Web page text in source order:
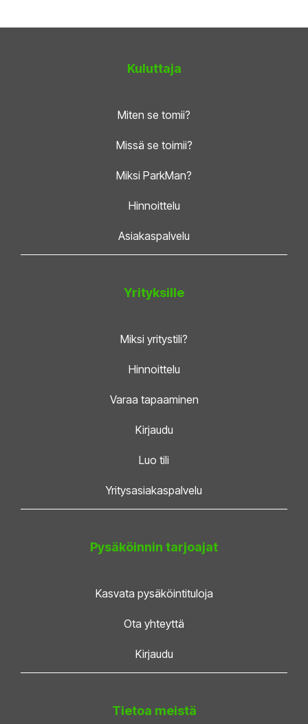
Kuluttaja
Miten se tomii?
Missä se toimii?
Miksi ParkMan?
Hinnoittelu
Asiakaspalvelu
Yrityksille
Miksi yritystili?
Hinnoittelu
Varaa tapaaminen
Kirjaudu
Luo tili
Yritysasiakaspalvelu
Pysäköinnin tarjoajat
Kasvata pysäköintituloja
Ota yhteyttä
Kirjaudu
Tietoa meistä